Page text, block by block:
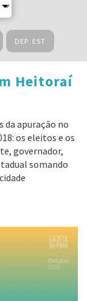
DEP. EST
Heitoraí
da apuração no
os eleitos e os
governador,
somando